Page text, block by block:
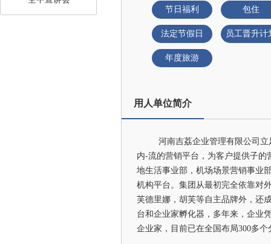
节日福利 包住
法定节假日 员工晋升计
年度旅游
用人单位简介
河南吉荔企业管理有限公司
内-流的营销平台，为客户提供子
地生活事业部，机场场景营销事业
机构平台。集团从最初完全依靠对
芙德里娜，胡芙等自主品牌外，还
台和企业家孵化器，多年来，企业
企业家，目前已在全国布局300多个